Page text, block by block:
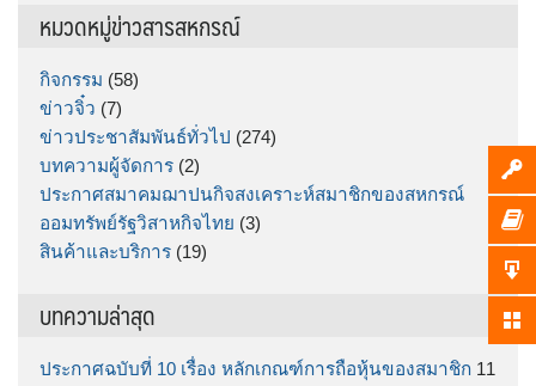
หมวดหมู่ข่าวสารสหกรณ์
กิจกรรม (58)
ข่าวจิ๋ว (7)
ข่าวประชาสัมพันธ์ทั่วไป (274)
บทความผู้จัดการ (2)
ประกาศสมาคมฌาปนกิจสงเคราะห์สมาชิกของสหกรณ์
ออมทรัพย์รัฐวิสาหกิจไทย (3)
สินค้าและบริการ (19)
บทความล่าสุด
ประกาศฉบับที่ 10 เรื่อง หลักเกณฑ์การถือหุ้นของสมาชิก 11